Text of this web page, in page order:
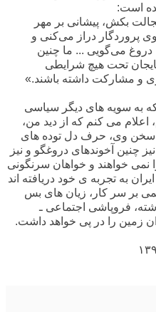
است:
بکش، پیشانی بر مهر
پروردگار دراز می‌کنی و
می‌گویی ... ما چنین
تحت هیچ شرایطی
و مشارکت داشته باشند.»
به سویه های دیگر سیاسی
اعلام می کنم که از دید من،
سخن وی، حرف دل توده های
چنین آخوندهای دروغگو و نیز
خواهند و خواهان سرنگونی
به تجربه ی خود دریافته اند
بر سر کار، زیان های بس
فروپاشی اجتماعی ـ
زمین را در پی خواهد داشت.